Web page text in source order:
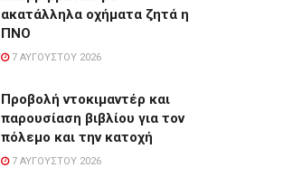
ακατάλληλα οχήματα ζητά η
ΠΝΟ
7 ΑΥΓΟΎΣΤΟΥ 2026
Προβολή ντοκιμαντέρ και
παρουσίαση βιβλίου για τον
πόλεμο και την κατοχή
7 ΑΥΓΟΎΣΤΟΥ 2026